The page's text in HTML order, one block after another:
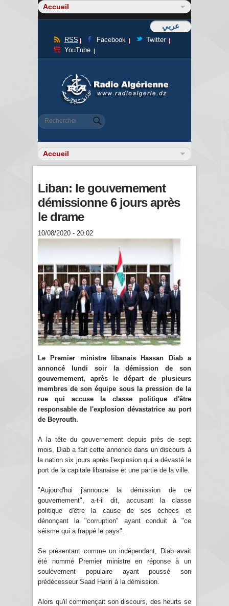
عربي
RSS Facebook
Twitter
YouTube
Formulaire de recherche
Rechercher
Liban: le gouvernement
démissionne 6 jours après
le drame
10/08/2020 - 20:02
Le Premier ministre libanais Hassan Diab a
annoncé lundi soir la démission de son
gouvernement, après le départ de plusieurs
membres de son équipe sous la pression de la
rue qui accuse la classe politique d'être
responsable de l'explosion dévastatrice au port
de Beyrouth.
A la tête du gouvernement depuis près de sept
mois, Diab a fait cette annonce dans un discours à
la nation six jours après l'explosion qui a dévasté le
port de la capitale libanaise et une partie de la ville.
"Aujourd'hui j'annonce la démission de ce
gouvernement", a-t-il dit, accusant la classe
politique d'être la cause de ses échecs et
dénonçant la "corruption" ayant conduit à "ce
séisme qui a frappé le pays".
Se présentant comme un indépendant, Diab avait
été nommé Premier ministre en réponse à un
soulèvement populaire ayant poussé son
prédécesseur Saad Hariri à la démission.
Alors qu'il commençait son discours, des heurts se